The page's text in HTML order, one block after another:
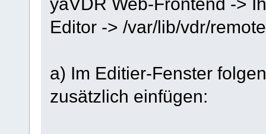
Editor -> /var/lib/vdr/
a) Im Editier-Fenster
zusätzlich einfügen: